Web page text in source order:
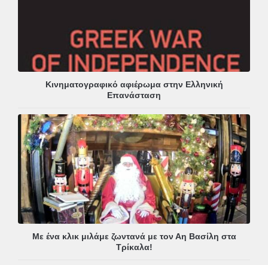
Κινηματογραφικό αφιέρωμα στην Ελληνική
Επανάσταση
Με ένα κλικ μιλάμε ζωντανά με τον Αη Βασίλη στα
Τρίκαλα!